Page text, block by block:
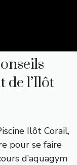
de l’Ilôt
Ilôt Corail,
pour se faire
d’aquagym